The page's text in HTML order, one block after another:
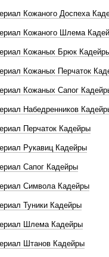
Кожаного Доспеха
Кожаного Шлема
Кожаных Брюк
Кожаных Перчаток
Кожаных Сапог
Набедренников
Перчаток Кадейры
Рукавиц Кадейры
Сапог Кадейры
Символа Кадейры
Туники Кадейры
Шлема Кадейры
Штанов Кадейры